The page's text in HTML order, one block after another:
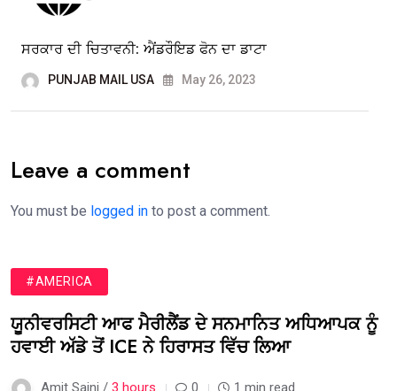
ਸਰਕਾਰ ਦੀ ਚਿਤਾਵਨੀ: ਐਂਡਰੌਇਡ ਫੋਨ ਦਾ ਡਾਟਾ
PUNJAB MAIL USA May 26, 2023
Leave a comment
You must be logged in to post a comment.
#AMERICA
ਯੂਨੀਵਰਸਿਟੀ ਆਫ ਮੈਰੀਲੈਂਡ ਦੇ ਸਨਮਾਨਿਤ ਅਧਿਆਪਕ ਨੂੰ
ਹਵਾਈ ਅੱਡੇ ਤੋਂ ICE ਨੇ ਹਿਰਾਸਤ ਵਿੱਚ ਲਿਆ
Amit Saini / 3 hours 0 1 min read